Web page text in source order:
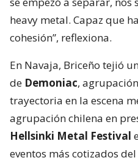
heavy metal. Capaz que
cohesión”, reflexiona.
En Navaja, Briceño tejió
de Demoniac,
trayectoria en la escena
agrupación chilena en
Hellsinki Metal Festival
eventos más cotizados